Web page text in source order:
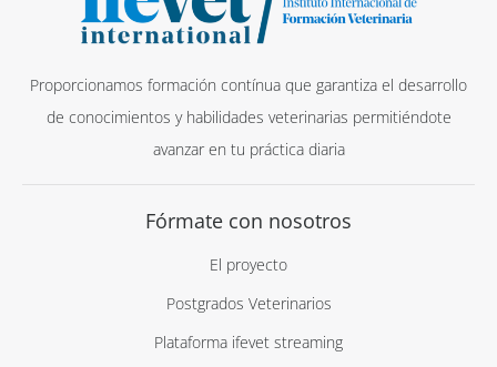
Proporcionamos formación contínua que garantiza el desarrollo
de conocimientos y habilidades veterinarias permitiéndote
avanzar en tu práctica diaria
Fórmate con nosotros
El proyecto
Postgrados Veterinarios
Plataforma ifevet streaming